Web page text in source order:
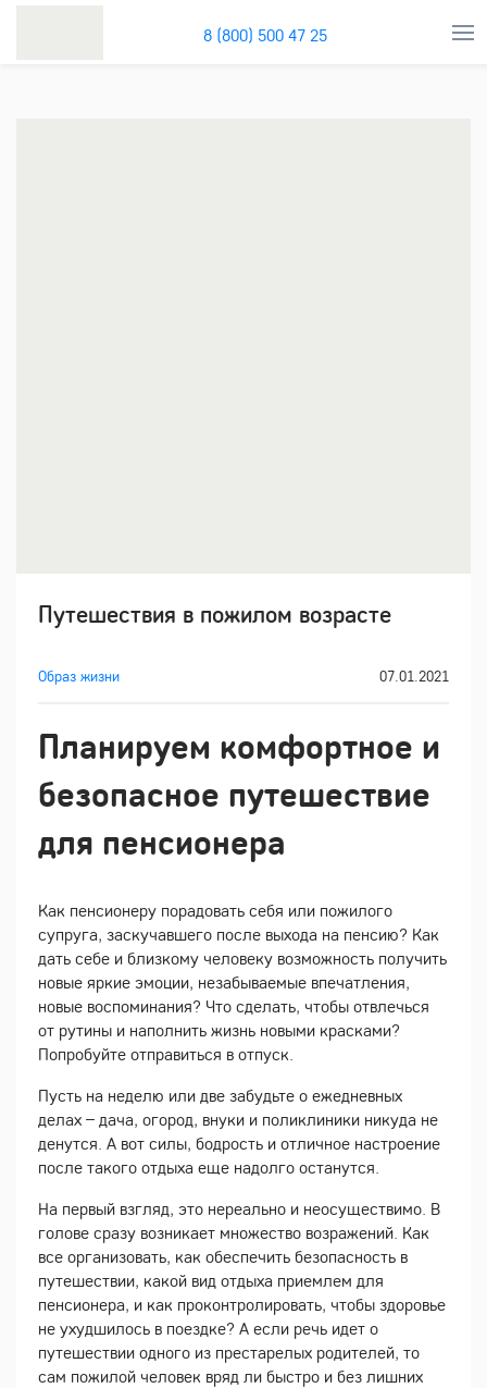
8 (800) 500 47 25
Путешествия в пожилом возрасте
Образ жизни 07.01.2021
Планируем комфортное и
безопасное путешествие
для пенсионера
Как пенсионеру порадовать себя или пожилого
супруга, заскучавшего после выхода на пенсию? Как
дать себе и близкому человеку возможность получить
новые яркие эмоции, незабываемые впечатления,
новые воспоминания? Что сделать, чтобы отвлечься
от рутины и наполнить жизнь новыми красками?
Попробуйте отправиться в отпуск.
Пусть на неделю или две забудьте о ежедневных
делах – дача, огород, внуки и поликлиники никуда не
денутся. А вот силы, бодрость и отличное настроение
после такого отдыха еще надолго останутся.
На первый взгляд, это нереально и неосуществимо. В
голове сразу возникает множество возражений. Как
все организовать, как обеспечить безопасность в
путешествии, какой вид отдыха приемлем для
пенсионера, и как проконтролировать, чтобы здоровье
не ухудшилось в поездке? А если речь идет о
путешествии одного из престарелых родителей, то
сам пожилой человек вряд ли быстро и без лишних